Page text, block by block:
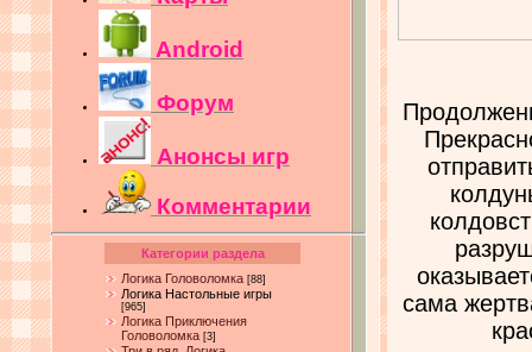
Android
Форум
Анонсы игр
Комментарии
Категории раздела
Логика Головоломка [88]
Логика Настольные игры
[965]
Логика Приключения
Головоломка [3]
сама